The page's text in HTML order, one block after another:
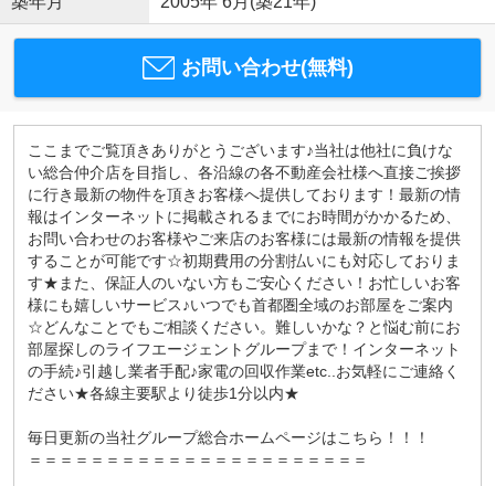
お問い合わせ(無料)
ここまでご覧頂きありがとうございます♪当社は他社に負けな
い総合仲介店を目指し、各沿線の各不動産会社様へ直接ご挨拶
に行き最新の物件を頂きお客様へ提供しております！最新の情
報はインターネットに掲載されるまでにお時間がかかるため、
お問い合わせのお客様やご来店のお客様には最新の情報を提供
することが可能です☆初期費用の分割払いにも対応しておりま
す★また、保証人のいない方もご安心ください！お忙しいお客
様にも嬉しいサービス♪いつでも首都圏全域のお部屋をご案内
☆どんなことでもご相談ください。難しいかな？と悩む前にお
部屋探しのライフエージェントグループまで！インターネット
の手続♪引越し業者手配♪家電の回収作業etc..お気軽にご連絡く
ださい★各線主要駅より徒歩1分以内★
毎日更新の当社グループ総合ホームページはこちら！！！
＝＝＝＝＝＝＝＝＝＝＝＝＝＝＝＝＝＝＝＝＝＝